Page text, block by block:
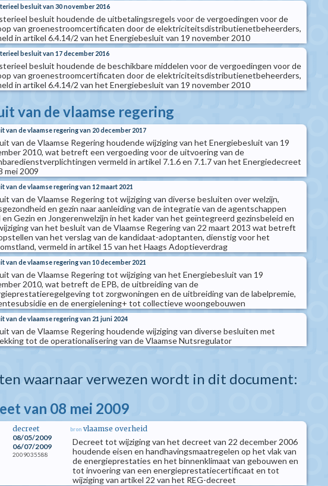
besluit van 30 november 2016
besluit houdende de uitbetalingsregels voor de vergoedingen voor de
van groenestroomcertificaten door de elektriciteitsdistributienetbeheerders,
in artikel 6.4.14/2 van het Energiebesluit van 19 november 2010
besluit van 17 december 2016
besluit houdende de beschikbare middelen voor de vergoedingen voor de
van groenestroomcertificaten door de elektriciteitsdistributienetbeheerders,
in artikel 6.4.14/2 van het Energiebesluit van 19 november 2010
van de vlaamse regering
van de vlaamse regering van 20 december 2017
van de Vlaamse Regering houdende wijziging van het Energiebesluit van 19
2010, wat betreft een vergoeding voor de uitvoering van de
vermeld in artikel 7.1.6 en 7.1.7 van het Energiedecreet
mei 2009
van de vlaamse regering van 12 maart 2021
van de Vlaamse Regering tot wijziging van diverse besluiten over welzijn,
en gezin naar aanleiding van de integratie van de agentschappen
en Gezin en Jongerenwelzijn in het kader van het geïntegreerd gezinsbeleid en
van het besluit van de Vlaamse Regering van 22 maart 2013 wat betreft
van het verslag van de kandidaat-adoptanten, dienstig voor het
vermeld in artikel 15 van het Haags Adoptieverdrag
van de vlaamse regering van 10 december 2021
van de Vlaamse Regering tot wijziging van het Energiebesluit van 19
2010, wat betreft de EPB, de uitbreiding van de
tot zorgwoningen en de uitbreiding van de labelpremie,
en de energielening+ tot collectieve woongebouwen
van de vlaamse regering van 21 juni 2024
van de Vlaamse Regering houdende wijziging van diverse besluiten met
tot de operationalisering van de Vlaamse Nutsregulator
waarnaar verwezen wordt in dit document:
van 08 mei 2009
decreet
08/05/2009
06/07/2009
2009035588
bron vlaamse overheid
Decreet tot wijziging van het decreet van 22 december 2006
houdende eisen en handhavingsmaatregelen op het vlak van
de energieprestaties en het binnenklimaat van gebouwen en
tot invoering van een energieprestatiecertificaat en tot
wijziging van artikel 22 van het REG-decreet